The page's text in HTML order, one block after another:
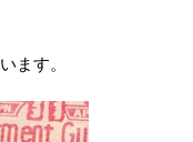
ます。